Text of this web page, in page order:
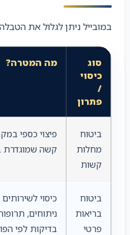
במובייל ניתן לגלול את
סוג
כיסוי
/
פתרון
מה המטרה?
ביטוח
מחלות
קשות
פיצוי כספי
קשה שמוגדרת
ביטוח
בריאות
פרטי
כיסוי
ניתוחים,
בדיקות לפי